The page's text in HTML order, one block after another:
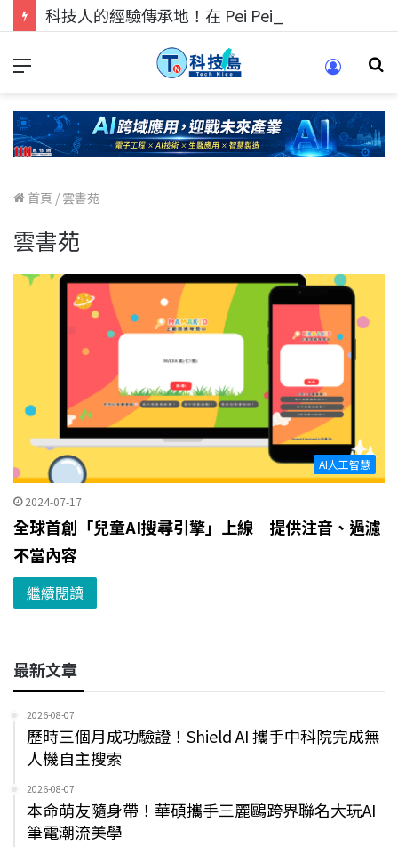
首頁 / 雲書苑
雲書苑
AI人工智慧
2024-07-17
全球首創「兒童AI搜尋引擎」上線 提供注音、過濾
不當內容
繼續閱讀
最新文章
2026-08-07
歷時三個月成功驗證！Shield AI 攜手中科院完成無
人機自主搜索
2026-08-07
本命萌友隨身帶！華碩攜手三麗鷗跨界聯名大玩AI
筆電潮流美學